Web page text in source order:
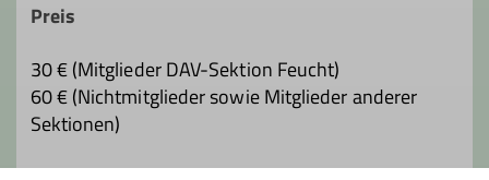
Preis
30 € (Mitglieder DAV-Sektion Feucht)
60 € (Nichtmitglieder sowie Mitglieder anderer
Sektionen)